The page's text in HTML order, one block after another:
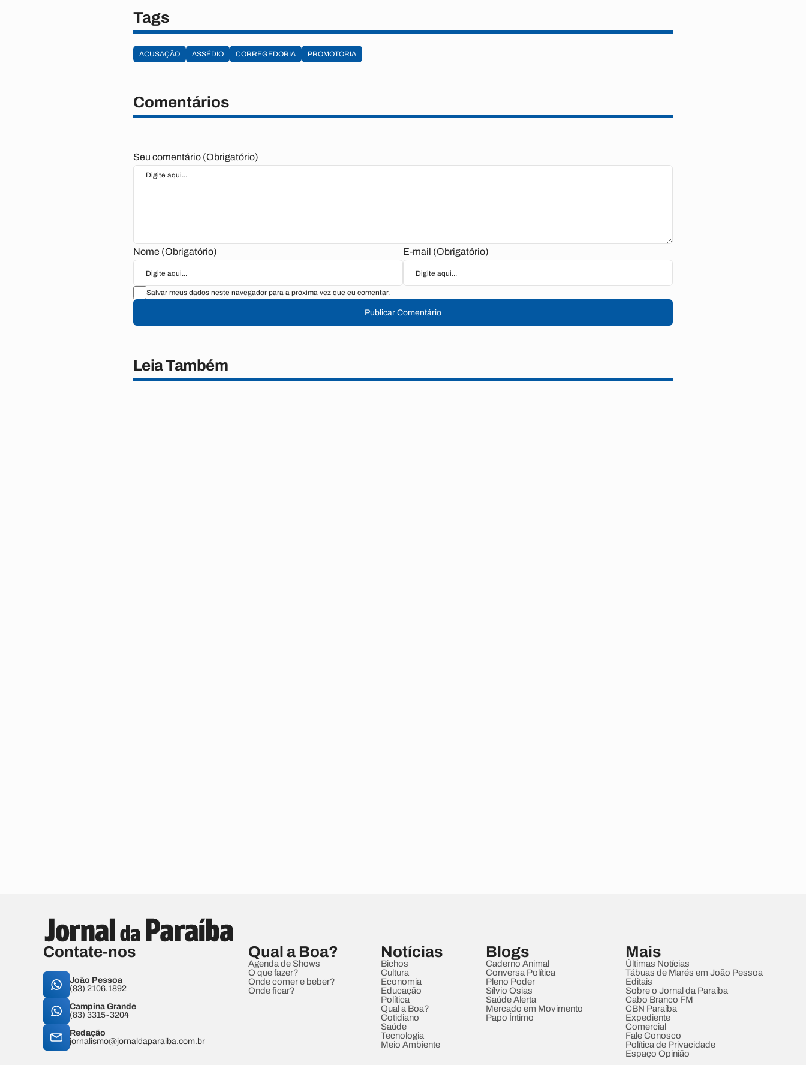
Tags
ACUSAÇÃO ASSÉDIO CORREGEDORIA PROMOTORIA
Comentários
Seu comentário (Obrigatório)
Nome (Obrigatório) E-mail (Obrigatório)
Salvar meus dados neste navegador para a próxima vez que eu comentar.
Publicar Comentário
Leia Também
Contate-nos
João Pessoa
(83) 2106.1892
Campina Grande
(83) 3315-3204
Redação
jornalismo@jornaldaparaiba.com.br
Qual a Boa?
Agenda de Shows
O que fazer?
Onde comer e beber?
Onde ficar?
Notícias
Bichos
Cultura
Economia
Educação
Política
Qual a Boa?
Cotidiano
Saúde
Tecnologia
Meio Ambiente
Blogs
Caderno Animal
Conversa Política
Pleno Poder
Sílvio Osias
Saúde Alerta
Mercado em Movimento
Papo Íntimo
Mais
Últimas Notícias
Tábuas de Marés em João Pessoa
Editais
Sobre o Jornal da Paraíba
Cabo Branco FM
CBN Paraíba
Expediente
Comercial
Fale Conosco
Política de Privacidade
Espaço Opinião